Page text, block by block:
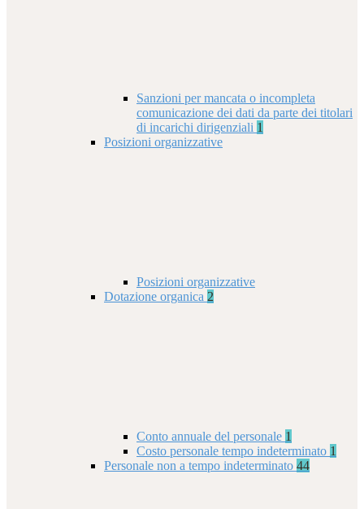
Sanzioni per mancata o incompleta
comunicazione dei dati da parte dei titolari
di incarichi dirigenziali 1
Posizioni organizzative
Posizioni organizzative
Dotazione organica 2
Conto annuale del personale 1
Costo personale tempo indeterminato 1
Personale non a tempo indeterminato 44